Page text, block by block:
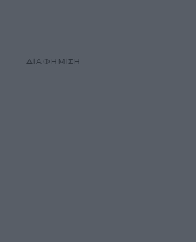
ΔΙΑΦΗΜΙΣΗ